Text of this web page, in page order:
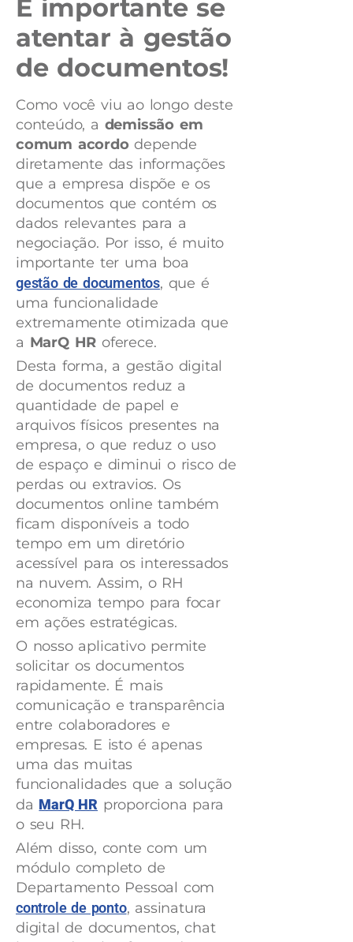
É importante se
atentar à gestão
de documentos!
Como você viu ao longo deste
conteúdo, a demissão em
comum acordo depende
diretamente das informações
que a empresa dispõe e os
documentos que contém os
dados relevantes para a
negociação. Por isso, é muito
importante ter uma boa
gestão de documentos, que é
uma funcionalidade
extremamente otimizada que
a MarQ HR oferece.
Desta forma, a gestão digital
de documentos reduz a
quantidade de papel e
arquivos físicos presentes na
empresa, o que reduz o uso
de espaço e diminui o risco de
perdas ou extravios. Os
documentos online também
ficam disponíveis a todo
tempo em um diretório
acessível para os interessados
na nuvem. Assim, o RH
economiza tempo para focar
em ações estratégicas.
O nosso aplicativo permite
solicitar os documentos
rapidamente. É mais
comunicação e transparência
entre colaboradores e
empresas. E isto é apenas
uma das muitas
funcionalidades que a solução
da MarQ HR proporciona para
o seu RH.
Além disso, conte com um
módulo completo de
Departamento Pessoal com
controle de ponto, assinatura
digital de documentos, chat